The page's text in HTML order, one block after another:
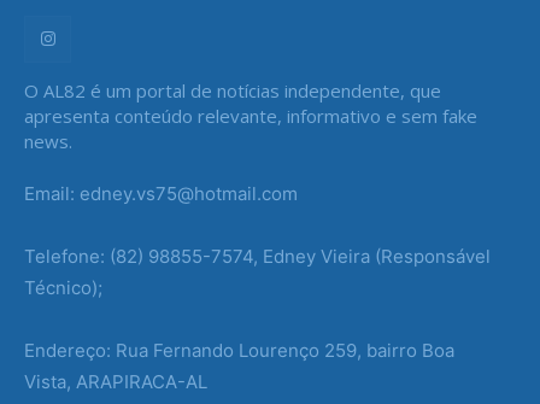
O AL82 é um portal de notícias independente, que
apresenta conteúdo relevante, informativo e sem fake
news.
Email: edney.vs75@hotmail.com
Telefone: (82) 98855-7574, Edney Vieira (Responsável
Técnico);
Endereço: Rua Fernando Lourenço 259, bairro Boa
Vista, ARAPIRACA-AL